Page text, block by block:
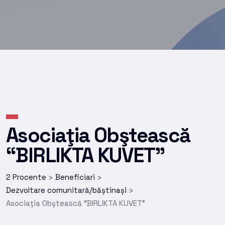
Asociaţia Obştească
“BIRLIKTA KUVET”
2 Procente > Beneficiari >
Dezvoltare comunitară/băștinași >
Asociaţia Obştească “BIRLIKTA KUVET”